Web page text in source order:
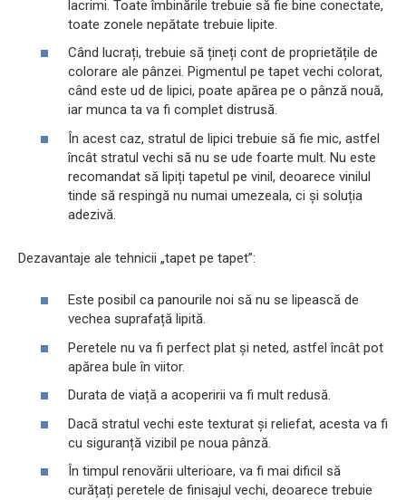
lacrimi. Toate îmbinările trebuie să fie bine conectate,
toate zonele nepătate trebuie lipite.
Când lucrați, trebuie să țineți cont de proprietățile de
colorare ale pânzei. Pigmentul pe tapet vechi colorat,
când este ud de lipici, poate apărea pe o pânză nouă,
iar munca ta va fi complet distrusă.
În acest caz, stratul de lipici trebuie să fie mic, astfel
încât stratul vechi să nu se ude foarte mult. Nu este
recomandat să lipiți tapetul pe vinil, deoarece vinilul
tinde să respingă nu numai umezeala, ci și soluția
adezivă.
Dezavantaje ale tehnicii „tapet pe tapet”:
Este posibil ca panourile noi să nu se lipească de
vechea suprafață lipită.
Peretele nu va fi perfect plat și neted, astfel încât pot
apărea bule în viitor.
Durata de viață a acoperirii va fi mult redusă.
Dacă stratul vechi este texturat și reliefat, acesta va fi
cu siguranță vizibil pe noua pânză.
În timpul renovării ulterioare, va fi mai dificil să
curățați peretele de finisajul vechi, deoarece trebuie